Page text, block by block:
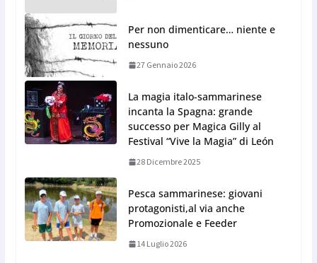
Per non dimenticare… niente e
nessuno
27 Gennaio 2026
La magia italo-sammarinese
incanta la Spagna: grande
successo per Magica Gilly al
Festival “Vive la Magia” di León
28 Dicembre 2025
Pesca sammarinese: giovani
protagonisti,al via anche
Promozionale e Feeder
14 Luglio 2026